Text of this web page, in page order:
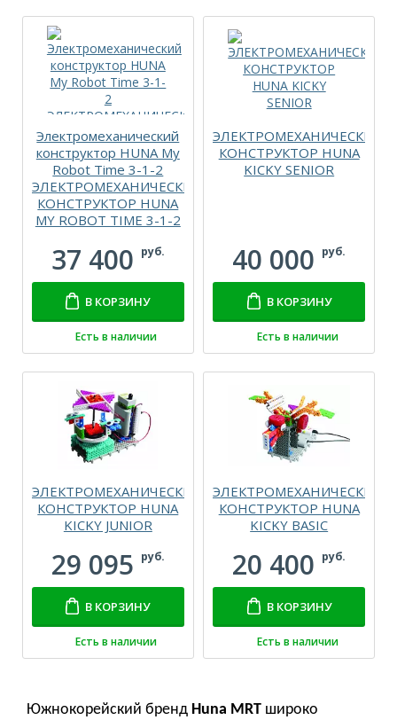
Электромеханический
конструктор HUNA My
Robot Time 3-1-2
ЭЛЕКТРОМЕХАНИЧЕСКИЙ
КОНСТРУКТОР HUNA
MY ROBOT TIME 3-1-2
37 400 руб.
В КОРЗИНУ
Есть в наличии
ЭЛЕКТРОМЕХАНИЧЕСКИЙ
КОНСТРУКТОР HUNA
KICKY SENIOR
40 000 руб.
В КОРЗИНУ
Есть в наличии
ЭЛЕКТРОМЕХАНИЧЕСКИЙ
КОНСТРУКТОР HUNA
KICKY JUNIOR
29 095 руб.
В КОРЗИНУ
Есть в наличии
ЭЛЕКТРОМЕХАНИЧЕСКИЙ
КОНСТРУКТОР HUNA
KICKY BASIC
20 400 руб.
В КОРЗИНУ
Есть в наличии
Южнокорейский бренд Huna MRT широко